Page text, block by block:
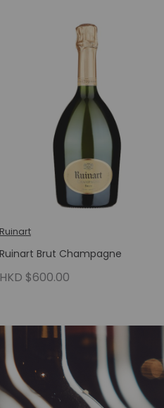
Ruinart
Ruinart Brut Champagne
HKD $600.00